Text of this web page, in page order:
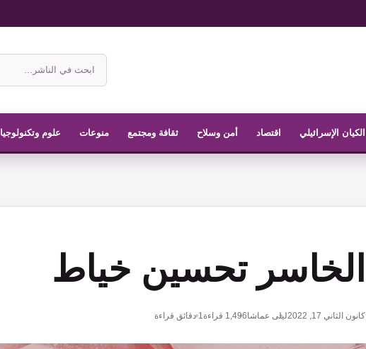
ابحث
في
الناشر
الكيان الإسرائيلي اقتصاد أمن وسلاح ثقافة ومجتمع منوعات علوم وتكنولوجيا
الخاسر تحسين خياط
كانون الثاني 17, 2022 ليلى عماشا1,496 قراءة1 دقائق قراءة